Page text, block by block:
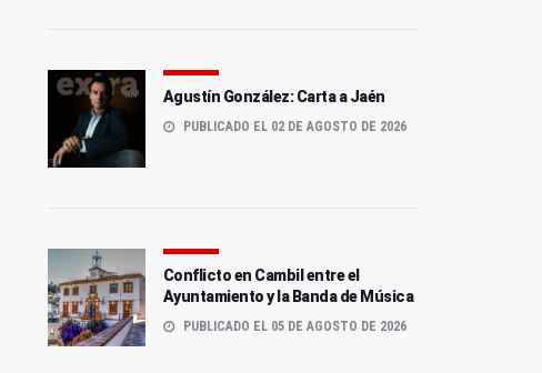
Agustín González: Carta a Jaén
PUBLICADO EL 02 DE AGOSTO DE 2026
Conflicto en Cambil entre el
Ayuntamiento y la Banda de Música
PUBLICADO EL 05 DE AGOSTO DE 2026